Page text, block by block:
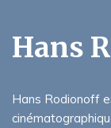
Hans
Hans Rodionoff